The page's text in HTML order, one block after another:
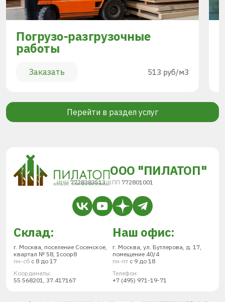
Погрузо-разгрузочные
работы
Заказать 513 руб/м3
Перейти в раздел услуг
ООО "ПИЛАТОП"
ИНН 7728383513/КПП 772801001
Склад:
г. Москва, поселение Сосенское,
квартал № 58, 1соор8
пн-сб с 8 до 17
Координаты:
55.568201, 37.417167
Наш офис:
г. Москва, ул. Бутлерова, д. 17,
помещение 40/4
пн-пт с 9 до 18
Телефон:
+7 (495) 971-19-71